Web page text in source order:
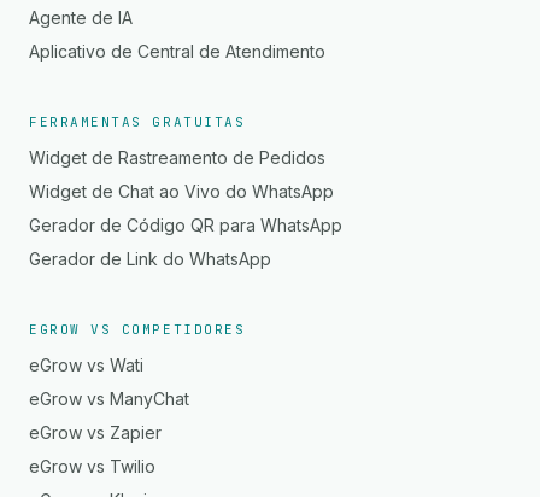
Agente de IA
Aplicativo de Central de Atendimento
FERRAMENTAS GRATUITAS
Widget de Rastreamento de Pedidos
Widget de Chat ao Vivo do WhatsApp
Gerador de Código QR para WhatsApp
Gerador de Link do WhatsApp
EGROW VS COMPETIDORES
eGrow vs Wati
eGrow vs ManyChat
eGrow vs Zapier
eGrow vs Twilio